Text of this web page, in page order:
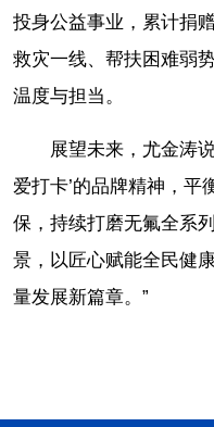
投身公益事业，累计捐
救灾一线、帮扶困难弱
温度与担当。
展望未来，尤金涛
爱打卡’的品牌精神，平
保，持续打磨无氟全系
景，以匠心赋能全民健
量发展新篇章。”